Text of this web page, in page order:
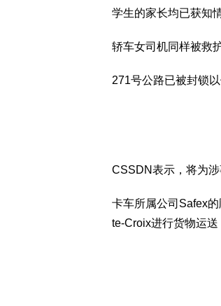
学生的家长均已获知
轿车女司机同样被救
271号公路已被封锁
CSSDN表示，将为涉
卡车所属公司Safex
te-Croix进行货物运送